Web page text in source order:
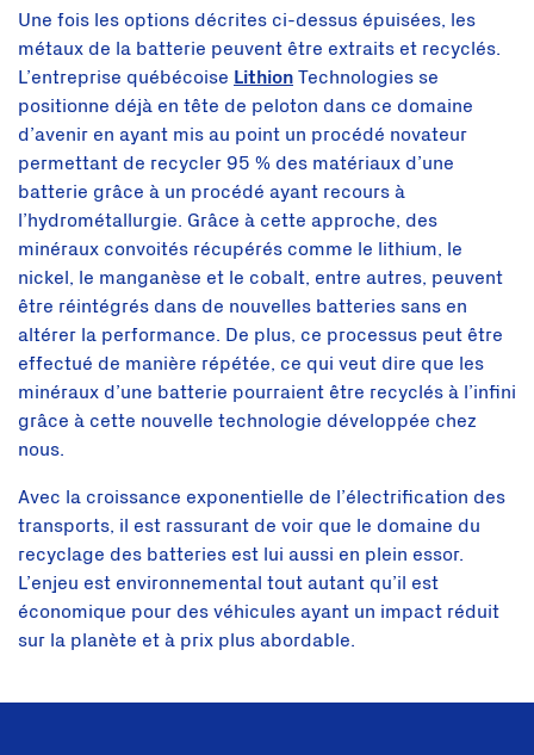
Une fois les options décrites ci-dessus épuisées, les
métaux de la batterie peuvent être extraits et recyclés.
L’entreprise québécoise Lithion Technologies se
positionne déjà en tête de peloton dans ce domaine
d’avenir en ayant mis au point un procédé novateur
permettant de recycler 95 % des matériaux d’une
batterie grâce à un procédé ayant recours à
l’hydrométallurgie. Grâce à cette approche, des
minéraux convoités récupérés comme le lithium, le
nickel, le manganèse et le cobalt, entre autres, peuvent
être réintégrés dans de nouvelles batteries sans en
altérer la performance. De plus, ce processus peut être
effectué de manière répétée, ce qui veut dire que les
minéraux d’une batterie pourraient être recyclés à l’infini
grâce à cette nouvelle technologie développée chez
nous.
Avec la croissance exponentielle de l’électrification des
transports, il est rassurant de voir que le domaine du
recyclage des batteries est lui aussi en plein essor.
L’enjeu est environnemental tout autant qu’il est
économique pour des véhicules ayant un impact réduit
sur la planète et à prix plus abordable.